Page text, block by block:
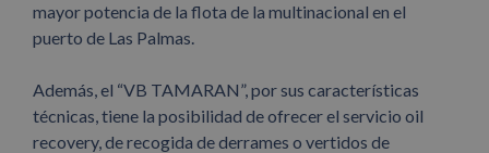
mayor potencia de la flota de la multinacional en el
puerto de Las Palmas.
Además, el “VB TAMARAN”, por sus características
técnicas, tiene la posibilidad de ofrecer el servicio oil
recovery, de recogida de derrames o vertidos de